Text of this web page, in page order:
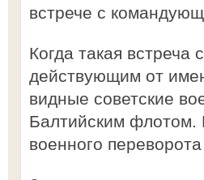
встрече с
Когда такая
действующим от
видные советские
Балтийским флотом.
военного